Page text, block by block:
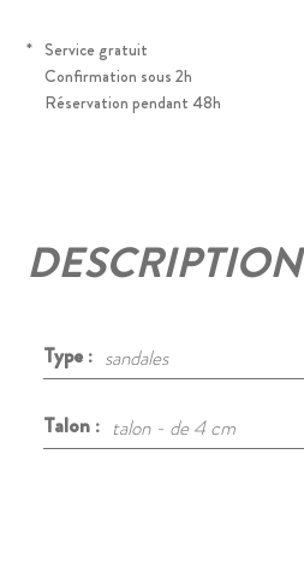
* Service gratuit
Confirmation sous 2h
Réservation pendant 48h
DESCRIPTION
Type : sandales
Talon : talon - de 4 cm